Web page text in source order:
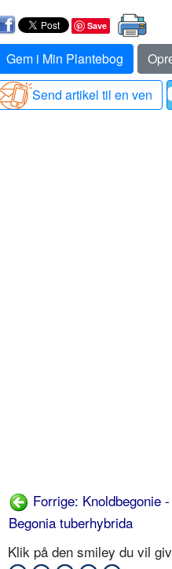
Save
Gem i Min Plantebog
Send artikel til en ven
Forrige: Knoldbegonie -
Begonia tuberhybrida
Klik på den smiley du vil